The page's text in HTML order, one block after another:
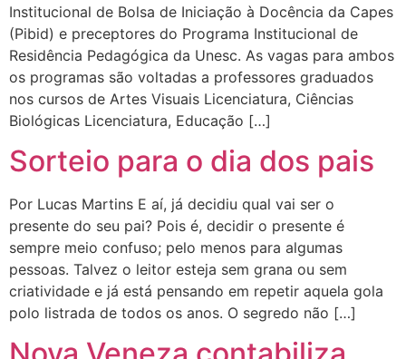
Institucional de Bolsa de Iniciação à Docência da Capes
(Pibid) e preceptores do Programa Institucional de
Residência Pedagógica da Unesc. As vagas para ambos
os programas são voltadas a professores graduados
nos cursos de Artes Visuais Licenciatura, Ciências
Biológicas Licenciatura, Educação […]
Sorteio para o dia dos pais
Por Lucas Martins E aí, já decidiu qual vai ser o
presente do seu pai? Pois é, decidir o presente é
sempre meio confuso; pelo menos para algumas
pessoas. Talvez o leitor esteja sem grana ou sem
criatividade e já está pensando em repetir aquela gola
polo listrada de todos os anos. O segredo não […]